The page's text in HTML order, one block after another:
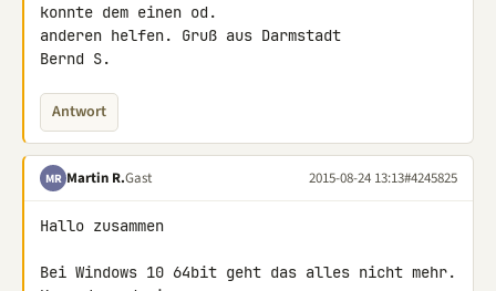
konnte dem einen od.
anderen helfen. Gruß aus Darmstadt
Bernd S.
Antwort
MR Martin R.Gast 2015-08-24 13:13#4245825
Hallo zusammen
Bei Windows 10 64bit geht das alles nicht mehr.